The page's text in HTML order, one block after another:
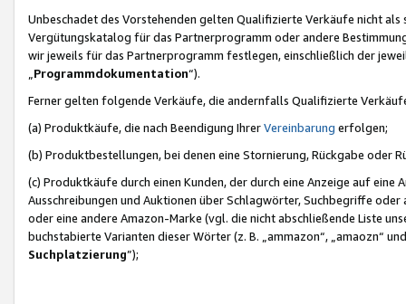
Unbeschadet des Vorstehenden gelten Qualifizierte Verkäufe nicht
Vergütungskatalog für das Partnerprogramm oder andere
wir jeweils für das Partnerprogramm festlegen, einschließlich der
Programmdokumentation“).
Ferner gelten folgende Verkäufe, die andernfalls Qualifizierte
(a) Produktkäufe, die nach Beendigung IhrerVereinbarung erfolgen;
(b) Produktbestellungen, bei denen eine Stornierung, Rückgabe oder
(c) Produktkäufe durch einen Kunden, der durch eine Anzeige auf
Ausschreibungen und Auktionen über Schlagwörter, Suchbegriffe
oder eine andere Amazon-Marke (vgl. die nicht abschließende Liste
buchstabierte Varianten dieser Wörter (z. B. „ammazon“, „amaozn“
Suchplatzierung”);